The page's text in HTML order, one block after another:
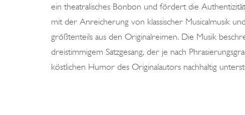
ein theatralisches Bonbon und fördert die
mit der Anreicherung von klassischer Musicalmusik
größtenteils aus den Originalreimen. Die Musik
dreistimmigem Satzgesang, der je nach
köstlichen Humor des Originalautors nachhaltig